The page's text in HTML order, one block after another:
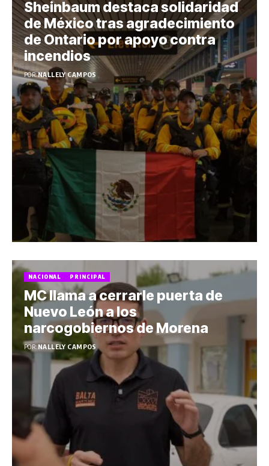
Sheinbaum destaca solidaridad
de México tras agradecimiento
de Ontario por apoyo contra
incendios
POR:NALLELY CAMPOS
NACIONAL PRINCIPAL
MC llama a cerrarle puerta de
Nuevo León a los
narcogobiernos de Morena
POR:NALLELY CAMPOS